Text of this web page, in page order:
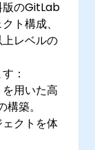
版のGitLab
ト構成、
レベルの
：
用いた高
築。
クトを体